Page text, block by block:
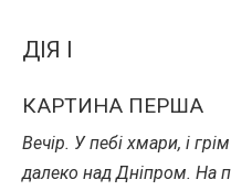
ДІЯ І
КАРТИНА ПЕРША
Вечір. У пебі хмари, і
далеко над Дніпром. На